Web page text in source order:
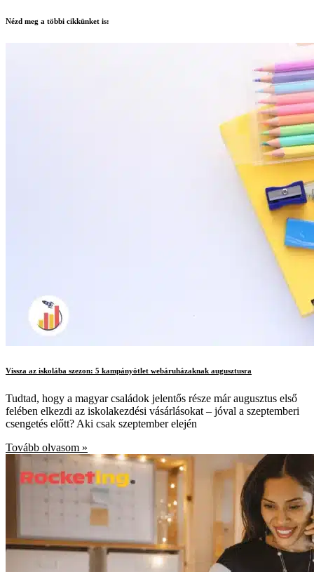
Nézd meg a többi cikkünket is:
Vissza az iskolába szezon: 5 kampányötlet webáruházaknak augusztusra
Tudtad, hogy a magyar családok jelentős része már augusztus első
felében elkezdi az iskolakezdési vásárlásokat – jóval a szeptemberi
csengetés előtt? Aki csak szeptember elején
Tovább olvasom »